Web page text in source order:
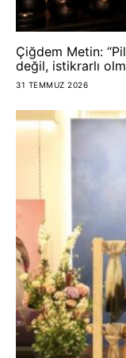
Çiğdem Metin:
değil, istikrarlı
31 TEMMUZ 2026